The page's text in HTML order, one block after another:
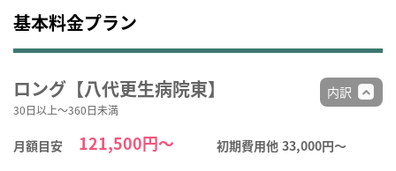
基本料金プラン
ロング【八代更生病院東】
30日以上～360日未満
月額目安 121,500円～ 初期費用他 33,000円〜
内訳